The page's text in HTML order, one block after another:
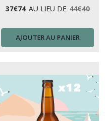
37€74 AU LIEU DE 44€40
AJOUTER AU PANIER